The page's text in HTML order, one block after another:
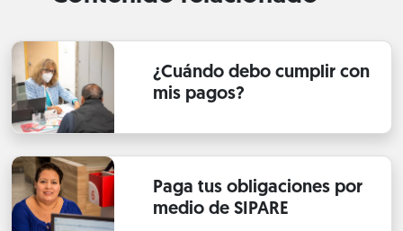
¿Cuándo debo cumplir con
mis pagos?
Paga tus obligaciones por
medio de SIPARE